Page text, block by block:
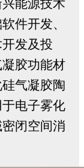
能源技术
件开发、
发及投
胶功能材
气凝胶陶
电子雾化
闭空间消